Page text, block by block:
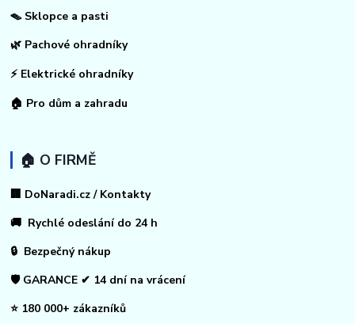
🪤 Sklopce a pasti
🌿 Pachové ohradníky
⚡ Elektrické ohradníky
🏠 Pro dům a zahradu
🏠 O FIRMĚ
🏢 DoNaradi.cz / Kontakty
🚚 Rychlé odeslání do 24 h
🔒 Bezpečný nákup
🛡️ GARANCE ✔ 14 dní na vrácení
⭐ 180 000+ zákazníků